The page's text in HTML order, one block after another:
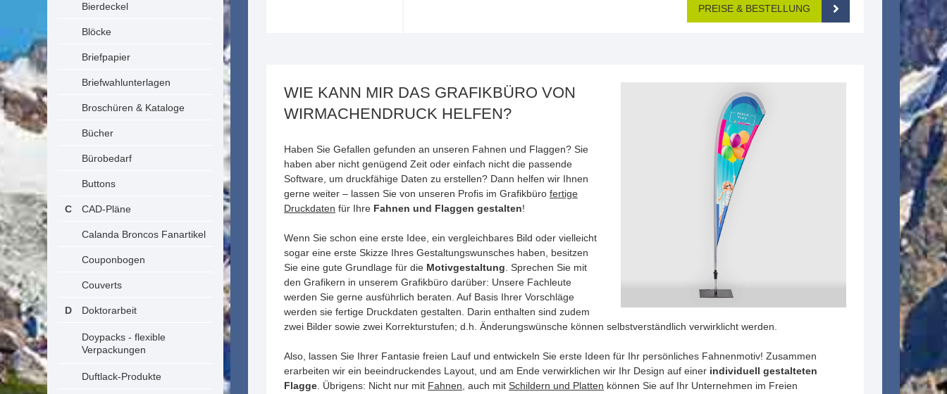
Bierdeckel
Blöcke
Briefpapier
Briefwahlunterlagen
Broschüren & Kataloge
Bücher
Bürobedarf
Buttons
CAD-Pläne
Calanda Broncos Fanartikel
Couponbogen
Couverts
Doktorarbeit
Doypacks - flexible
Verpackungen
Duftlack-Produkte
PREISE & BESTELLUNG
WIE KANN MIR DAS GRAFIKBÜRO VON
WIRMACHENDRUCK HELFEN?
Haben Sie Gefallen gefunden an unseren Fahnen und Flaggen? Sie
haben aber nicht genügend Zeit oder einfach nicht die passende
Software, um druckfähige Daten zu erstellen? Dann helfen wir Ihnen
gerne weiter – lassen Sie von unseren Profis im Grafikbüro fertige
Druckdaten für Ihre Fahnen und Flaggen gestalten!
Wenn Sie schon eine erste Idee, ein vergleichbares Bild oder vielleicht
sogar eine erste Skizze Ihres Gestaltungswunsches haben, besitzen
Sie eine gute Grundlage für die Motivgestaltung . Sprechen Sie mit
den Grafikern in unserem Grafikbüro darüber: Unsere Fachleute
werden Sie gerne ausführlich beraten. Auf Basis Ihrer Vorschläge
werden sie fertige Druckdaten gestalten. Darin enthalten sind zudem
zwei Bilder sowie zwei Korrekturstufen; d.h. Änderungswünsche können selbstverständlich verwirklicht werden.
Also, lassen Sie Ihrer Fantasie freien Lauf und entwickeln Sie erste Ideen für Ihr persönliches Fahnenmotiv! Zusammen
erarbeiten wir ein beeindruckendes Layout, und am Ende verwirklichen wir Ihr Design auf einer individuell gestalteten
Flagge . Übrigens: Nicht nur mit Fahnen , auch mit Schildern und Platten können Sie auf Ihr Unternehmen im Freien